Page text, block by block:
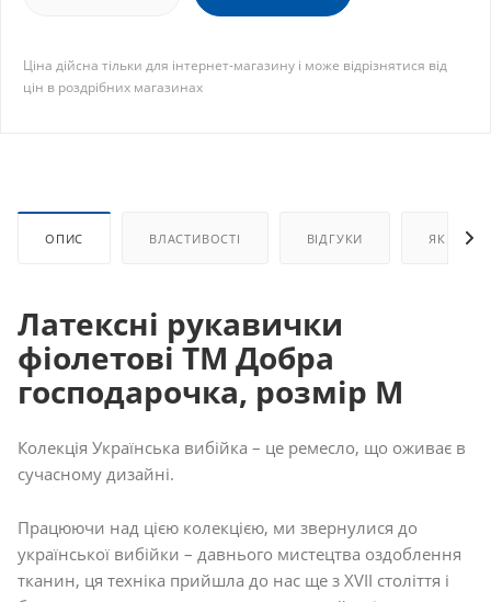
Ціна дійсна тільки для інтернет-магазину і може відрізнятися від
цін в роздрібних магазинах
ОПИС ВЛАСТИВОСТІ ВІДГУКИ ЯК
Латексні рукавички
фіолетові ТМ Добра
господарочка, розмір М
Колекція Українська вибійка – це ремесло, що оживає в
сучасному дизайні.
Працюючи над цією колекцією, ми звернулися до
української вибійки – давнього мистецтва оздоблення
тканин, ця техніка прийшла до нас ще з XVII століття і